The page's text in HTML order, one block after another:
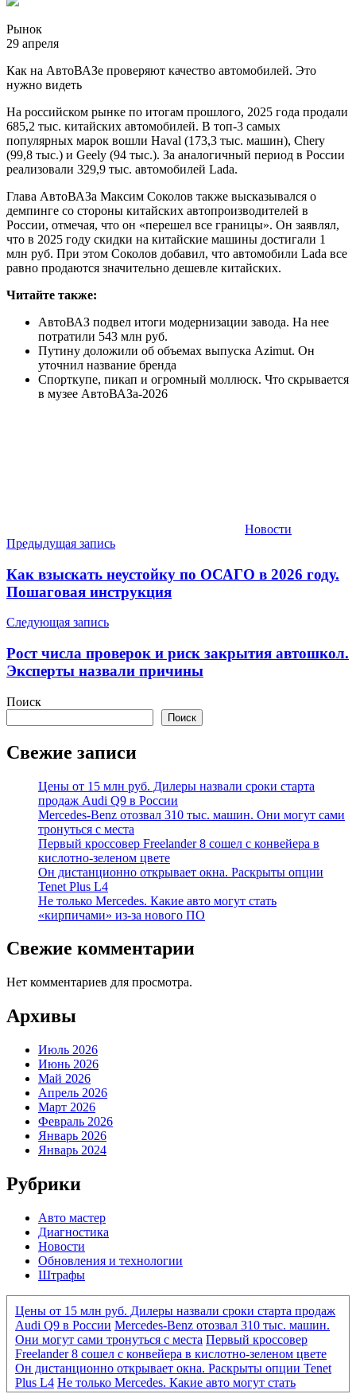
Рынок
29 апреля
Как на АвтоВАЗе проверяют качество автомобилей. Это
нужно видеть
На российском рынке по итогам прошлого, 2025 года продали
685,2 тыс. китайских автомобилей. В топ-3 самых
популярных марок вошли Haval (173,3 тыс. машин), Chery
(99,8 тыс.) и Geely (94 тыс.). За аналогичный период в России
реализовали 329,9 тыс. автомобилей Lada.
Глава АвтоВАЗа Максим Соколов также высказывался о
демпинге со стороны китайских автопроизводителей в
России, отмечая, что он «перешел все границы». Он заявлял,
что в 2025 году скидки на китайские машины достигали 1
млн руб. При этом Соколов добавил, что автомобили Lada все
равно продаются значительно дешевле китайских.
Читайте также:
АвтоВАЗ подвел итоги модернизации завода. На нее
потратили 543 млн руб.
Путину доложили об объемах выпуска Azimut. Он
уточнил название бренда
Спорткупе, пикап и огромный моллюск. Что скрывается
в музее АвтоВАЗа-2026
Новости
Навигация
по
записям
Предыдущая запись
Как взыскать неустойку по ОСАГО в 2026 году.
Пошаговая инструкция
Следующая запись
Рост числа проверок и риск закрытия автошкол.
Эксперты назвали причины
Поиск
Поиск
Свежие записи
Цены от 15 млн руб. Дилеры назвали сроки старта
продаж Audi Q9 в России
Mercedes-Benz отозвал 310 тыс. машин. Они могут сами
тронуться с места
Первый кроссовер Freelander 8 сошел с конвейера в
кислотно-зеленом цвете
Он дистанционно открывает окна. Раскрыты опции
Tenet Plus L4
Не только Mercedes. Какие авто могут стать
«кирпичами» из-за нового ПО
Свежие комментарии
Нет комментариев для просмотра.
Архивы
Июль 2026
Июнь 2026
Май 2026
Апрель 2026
Март 2026
Февраль 2026
Январь 2026
Январь 2024
Рубрики
Авто мастер
Диагностика
Новости
Обновления и технологии
Штрафы
Цены от 15 млн руб. Дилеры назвали сроки старта продаж
Audi Q9 в России Mercedes-Benz отозвал 310 тыс. машин.
Они могут сами тронуться с места Первый кроссовер
Freelander 8 сошел с конвейера в кислотно-зеленом цвете
Он дистанционно открывает окна. Раскрыты опции Tenet
Plus L4 Не только Mercedes. Какие авто могут стать